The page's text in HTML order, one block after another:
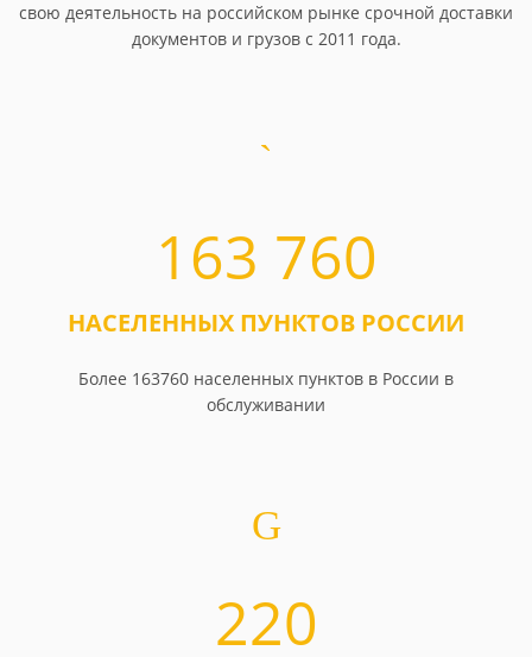
свою деятельность на российском рынке срочной доставки
документов и грузов с 2011 года.
163 760
НАСЕЛЕННЫХ ПУНКТОВ РОССИИ
Более 163760 населенных пунктов в России в
обслуживании
220